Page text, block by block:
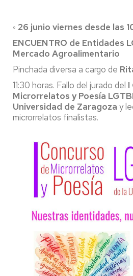
◦ 26 junio viernes desde las
ENCUENTRO de Entidades
Mercado Agroalimentario
Pinchada diversa a cargo de
11:30 horas. Fallo del jurado del I
Microrrelatos y Poesía
Universidad de Zaragoza y
microrrelatos finalistas.